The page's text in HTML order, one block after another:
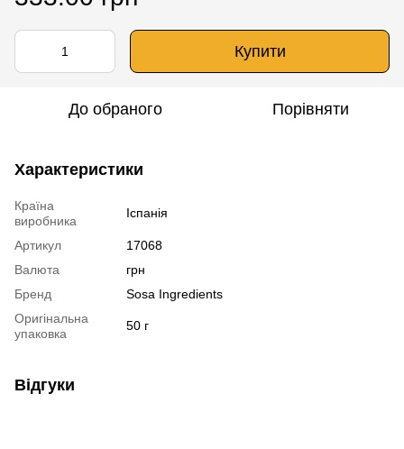
Купити
До обраного Порівняти
Характеристики
Країна
виробника
Іспанія
Артикул
17068
Валюта
грн
Бренд
Sosa Ingredients
Оригінальна
упаковка
50 г
Відгуки